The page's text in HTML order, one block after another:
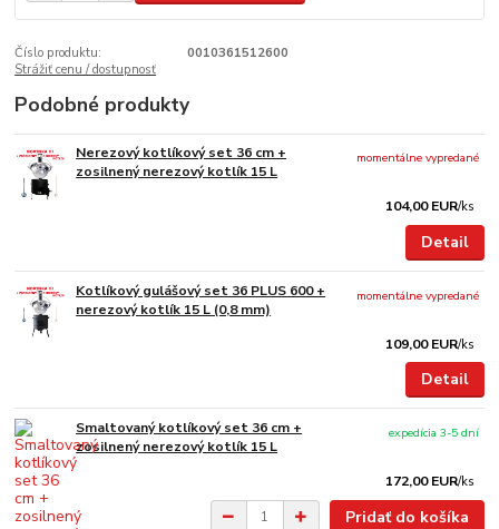
Číslo produktu:
0010361512600
Strážiť cenu / dostupnosť
Podobné produkty
Nerezový kotlíkový set 36 cm +
zosilnený nerezový kotlík 15 L
104,00 EUR/ks
momentálne vypredané
Detail
Kotlíkový gulášový set 36 PLUS 600 +
nerezový kotlík 15 L (0,8 mm)
109,00 EUR/ks
momentálne vypredané
Detail
Smaltovaný kotlíkový set 36 cm +
zosilnený nerezový kotlík 15 L
172,00 EUR/ks
expedícia 3-5 dní
Pridať do košíka